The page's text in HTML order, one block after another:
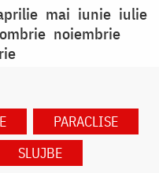
mai iunie iulie
noiembrie
PARACLISE
SLUJBE